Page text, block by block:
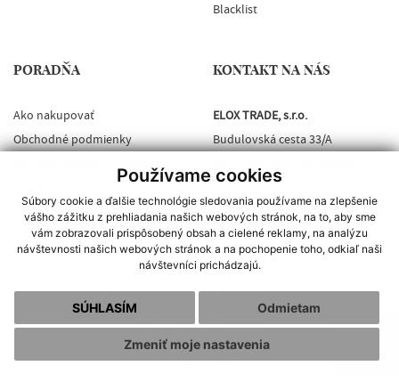
Používame cookies
Súbory cookie a ďalšie technológie sledovania používame na zlepšenie
vášho zážitku z prehliadania našich webových stránok, na to, aby sme
vám zobrazovali prispôsobený obsah a cielené reklamy, na analýzu
návštevnosti našich webových stránok a na pochopenie toho, odkiaľ naši
návštevníci prichádzajú.
SÚHLASÍM Odmietam
Zmeniť moje nastavenia
Blacklist
PORADŇA
Ako nakupovať
Obchodné podmienky
Ochrana osobných údajov
KONTAKT NA NÁS
ELOX TRADE, s.r.o.
Budulovská cesta 33/A
045 01 Moldava nad Bodvou
Email:elox@elox.sk
INFORMÁCIE:+421 948 282 773
Úvodná stránka Kontakt
webdesign|webex.sk